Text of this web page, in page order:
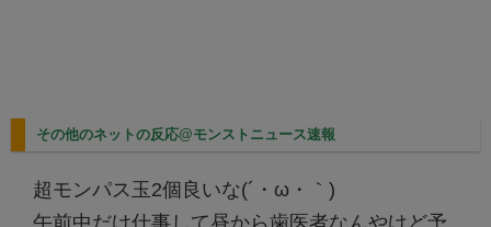
その他のネットの反応@モンストニュース速報
超モンパス玉2個良いな(´・ω・｀)
午前中だけ仕事して昼から歯医者なんやけど予